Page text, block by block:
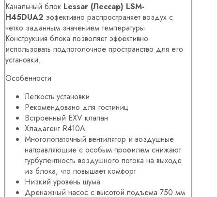
Канальный блок Lessar (Лессар) LSM-
H45DUA2 эффективно распространяет воздух с
четко заданным значением температуры.
Конструкция блока позволяет эффективно
использовать подпотолочное пространство для его
установки.
Особенности
Легкость установки
Рекомендовано для гостиниц
Встроенный EXV клапан
Хладагент R410A
Многолопаточный вентилятор и воздушные
направляющие с особым профилем снижают
турбулентность воздушного потока на выходе
из блока, что повышает комфорт
Низкий уровень шума
Дренажный насос с высотой подъема 750 мм